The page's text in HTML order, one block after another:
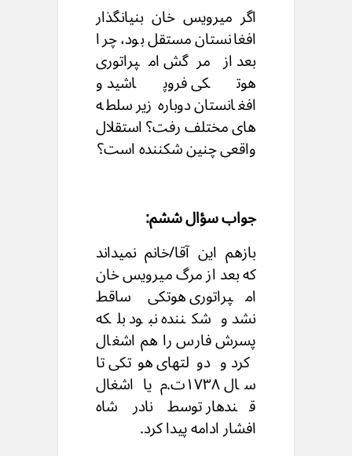
اگر میرویس خان بنیانگذار
افغانستان مستقل بود، چرا
بعد از مرگش امپراتوری
هوتکی فروپاشید و
افغانستان دوباره زیر سلطه
های مختلف رفت؟ استقلال
واقعی چنین شکننده است؟
جواب سؤال ششم:
بازهم این آقا/خانم نمیداند
که بعد از مرگ میرویس خان
امپراتوری هوتکی ساقط
نشد و شکننده نبود بلکه
پسرش فارس را هم اشغال
کرد و دولتهای هوتکی تا
سال ۱۷۳۸ت.م یا اشغال
قندهار توسط نادر شاه
افشار ادامه پیدا کرد.